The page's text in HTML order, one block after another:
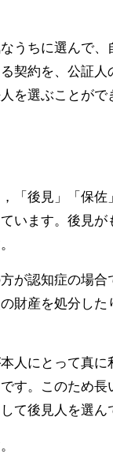
うちに選んで
契約を、公証
を選ぶことがで
「後見」「保佐
います。後見
が認知症の場
財産を処分し
人にとって真
す。このため
て後見人を選ん